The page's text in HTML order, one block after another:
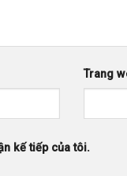
Trang
kế tiếp của tôi.